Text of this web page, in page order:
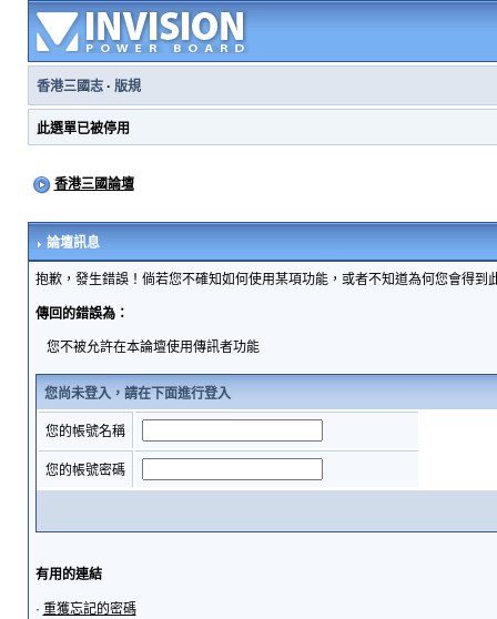
香港三國志· 版規
此選單已被停用
香港三國論壇
論壇訊息
抱歉，發生錯誤！倘若您不確知如何使用某項功能，或者不知道為何您會得
傳回的錯誤為：
您不被允許在本論壇使用傳訊者功能
您尚未登入，請在下面進行登入
您的帳號名稱
您的帳號密碼
有用的連結
· 重獲忘記的密碼